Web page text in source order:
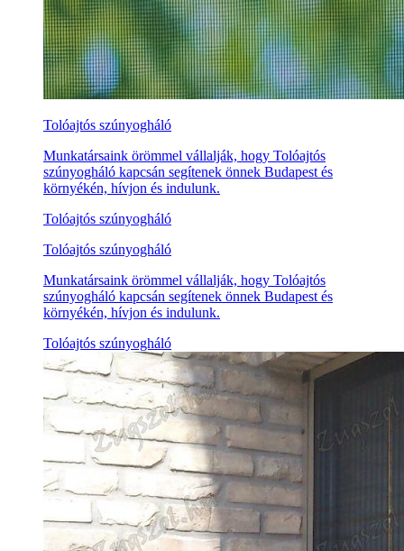
Tolóajtós szúnyogháló
Munkatársaink örömmel vállalják, hogy Tolóajtós
szúnyogháló kapcsán segítenek önnek Budapest és
környékén, hívjon és indulunk.
Tolóajtós szúnyogháló
Tolóajtós szúnyogháló
Munkatársaink örömmel vállalják, hogy Tolóajtós
szúnyogháló kapcsán segítenek önnek Budapest és
környékén, hívjon és indulunk.
Tolóajtós szúnyogháló